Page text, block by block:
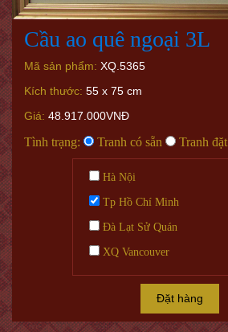
Cầu ao quê ngoại 3L
Mã sản phẩm: XQ.5365
Kích thước: 55 x 75 cm
Giá: 48.917.000VNĐ
Tình trạng: Tranh có sẵn Tranh đặt
Hà Nội
Tp Hồ Chí Minh
Đà Lạt Sử Quán
XQ Vancouver
Đặt hàng